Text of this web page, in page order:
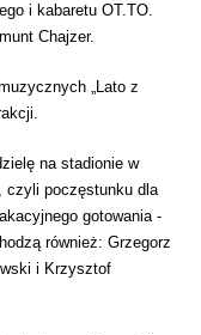
i kabaretu OT.TO.
Chajzer.
„Lato z
na stadionie w
czyli poczęstunku dla
gotowania -
również: Grzegorz
i Krzysztof